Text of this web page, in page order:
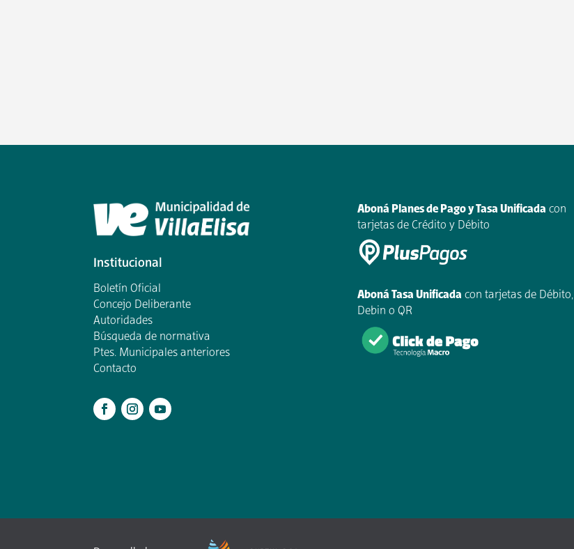
Institucional
Boletín Oficial
Concejo Deliberante
Autoridades
Búsqueda de normativa
Ptes. Municipales anteriores
Contacto
Aboná Planes de Pago y Tasa Unificada con
tarjetas de Crédito y Débito
Aboná Tasa Unificada con tarjetas de Débito,
Debin o QR